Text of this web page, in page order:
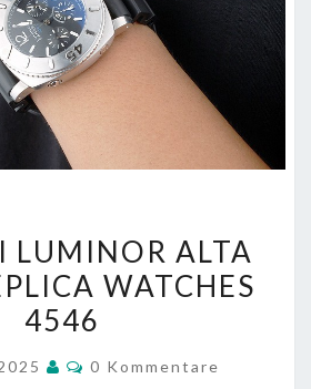
LUMINOR
ALTA
COPY
WATCHES
LUMINOR ALTA
WATCHES
4546
Kommentare
0 Kommentare